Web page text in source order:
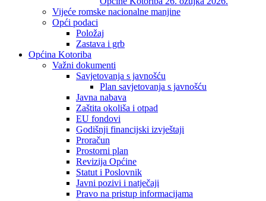
Vijeće romske nacionalne manjine
Opći podaci
Položaj
Zastava i grb
Općina Kotoriba
Važni dokumenti
Savjetovanja s javnošću
Plan savjetovanja s javnošću
Javna nabava
Zaštita okoliša i otpad
EU fondovi
Godišnji financijski izvještaji
Proračun
Prostorni plan
Revizija Općine
Statut i Poslovnik
Javni pozivi i natječaji
Pravo na pristup informacijama